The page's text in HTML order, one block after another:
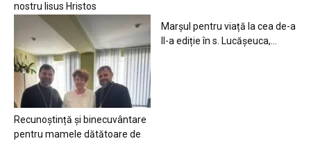
nostru Iisus Hristos
Recunoștință și binecuvântare
pentru mamele dătătoare de
Marșul pentru viață la cea de-a
II-a ediție în s. Lucășeuca,...